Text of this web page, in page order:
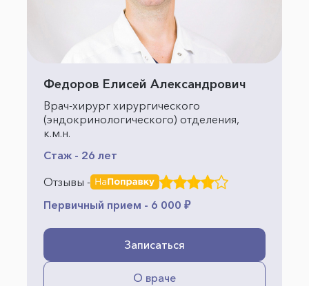
Федоров Елисей Александрович
Врач-хирург хирургического
(эндокринологического) отделения,
к.м.н.
Стаж - 26 лет
Отзывы -
Первичный прием - 6 000 ₽
Записаться
О враче